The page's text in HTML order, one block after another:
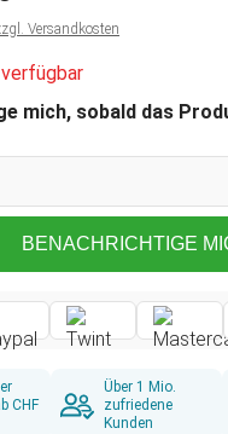
Versandkosten
mich, sobald das
BENACHRICHTIGE
CHF
Über 1 Mio.
zufriedene
Kunden